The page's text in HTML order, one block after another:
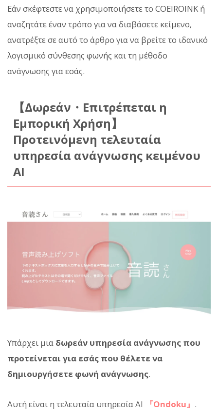
Εάν σκέφτεστε να χρησιμοποιήσετε το COEIROINK ή
αναζητάτε έναν τρόπο για να διαβάσετε κείμενο,
ανατρέξτε σε αυτό το άρθρο για να βρείτε το ιδανικό
λογισμικό σύνθεσης φωνής και τη μέθοδο
ανάγνωσης για εσάς.
【Δωρεάν・Επιτρέπεται η
Εμπορική Χρήση】
Προτεινόμενη τελευταία
υπηρεσία ανάγνωσης κειμένου
AI
Υπάρχει μια δωρεάν υπηρεσία ανάγνωσης που
προτείνεται για εσάς που θέλετε να
δημιουργήσετε φωνή ανάγνωσης.
Αυτή είναι η τελευταία υπηρεσία AI 『Ondoku』 .